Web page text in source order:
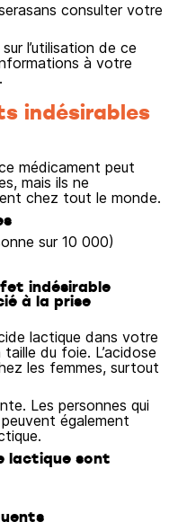
consulter votre
l’utilisation de ce
à votre
indésirables
médicament peut
mais ils ne
chez tout le monde.
sur 10 000)
indésirable
à la prise
lactique dans votre
du foie. L’acidose
les femmes, surtout
Les personnes qui
également
lactique sont